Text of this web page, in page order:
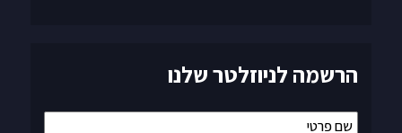
הרשמה לניוזלטר שלנו
שם